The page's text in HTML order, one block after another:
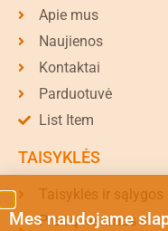
Apie mus
Naujienos
Kontaktai
Parduotuvė
List Item
TAISYKLĖS
Taisyklės ir sąlygos
Prekių keitimas ir
Mes naudojame